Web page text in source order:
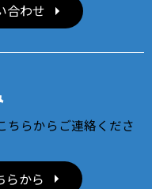
合わせ
ちらからご連絡くださ
らから